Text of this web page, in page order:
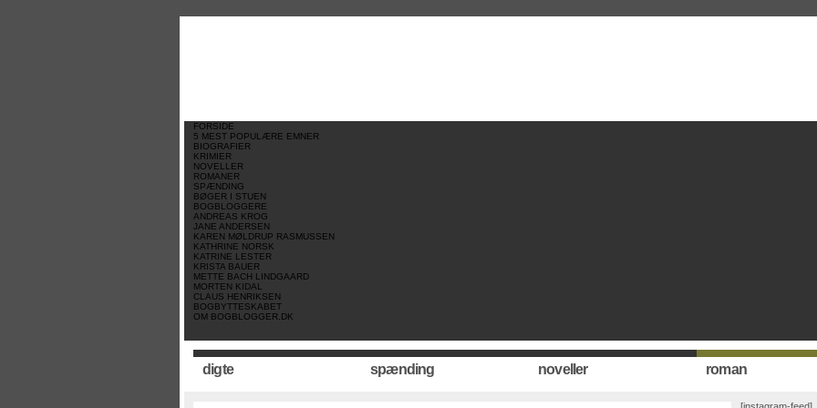
FORSIDE
5 MEST POPULÆRE EMNER
BIOGRAFIER
KRIMIER
NOVELLER
ROMANER
SPÆNDING
BØGER I STUEN
BOGBLOGGERE
ANDREAS KROG
JANE ANDERSEN
KAREN MØLDRUP RASMUSSEN
KATHRINE NORSK
KATRINE LESTER
KRISTA BAUER
METTE BACH LINDGAARD
MORTEN KIDAL
CLAUS HENRIKSEN
BOGBYTTESKABET
OM BOGBLOGGER.DK
digte spænding noveller roman